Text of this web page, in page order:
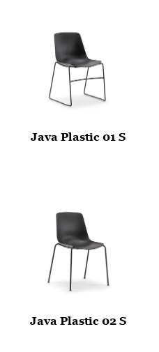
Java Plastic 01 S
Java Plastic 02 S